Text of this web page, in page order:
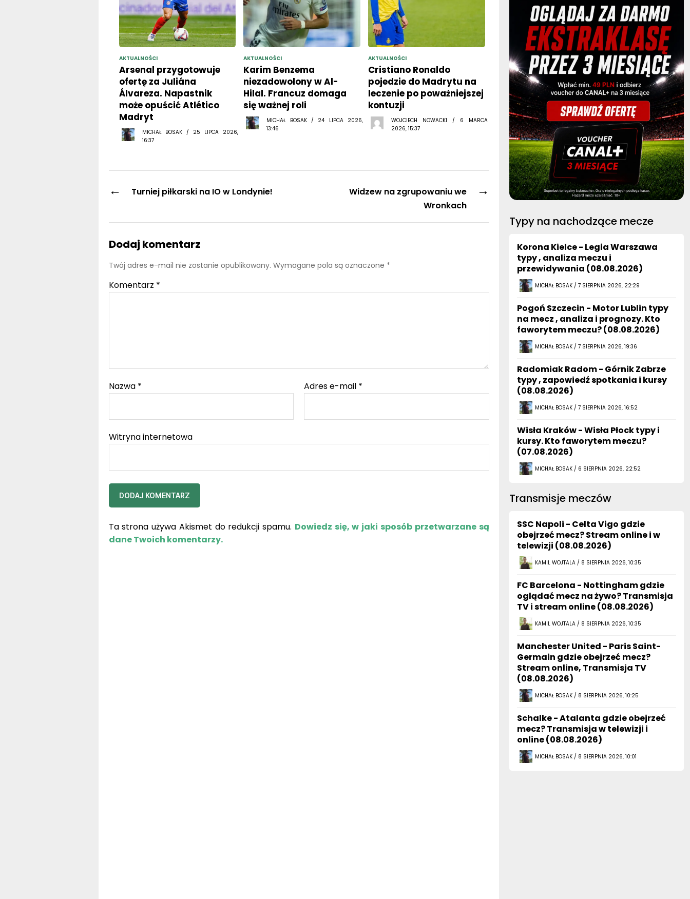
AKTUALNOŚCI
Arsenal przygotowuje
ofertę za Juliána
Álvareza. Napastnik
może opuścić Atlético
Madryt
MICHAŁ BOSAK / 25 LIPCA 2026,
16:37
AKTUALNOŚCI
Karim Benzema
niezadowolony w Al-
Hilal. Francuz domaga
się ważnej roli
MICHAŁ BOSAK / 24 LIPCA 2026,
13:46
AKTUALNOŚCI
Cristiano Ronaldo
pojedzie do Madrytu na
leczenie po poważniejszej
kontuzji
WOJCIECH NOWACKI / 6 MARCA
2026, 15:37
← Turniej piłkarski na IO w Londynie! →
Widzew na zgrupowaniu we
Wronkach
Dodaj komentarz
Twój adres e-mail nie zostanie opublikowany. Wymagane pola są oznaczone *
Komentarz *
Nazwa * Adres e-mail *
Witryna internetowa
Ta strona używa Akismet do redukcji spamu. Dowiedz się, w jaki sposób przetwarzane są
dane Twoich komentarzy.
Typy na nachodzące mecze
Korona Kielce - Legia Warszawa
typy , analiza meczu i
przewidywania (08.08.2026)
MICHAŁ BOSAK / 7 SIERPNIA 2026, 22:29
Pogoń Szczecin - Motor Lublin typy
na mecz , analiza i prognozy. Kto
faworytem meczu? (08.08.2026)
MICHAŁ BOSAK / 7 SIERPNIA 2026, 19:36
Radomiak Radom - Górnik Zabrze
typy , zapowiedź spotkania i kursy
(08.08.2026)
MICHAŁ BOSAK / 7 SIERPNIA 2026, 16:52
Wisła Kraków - Wisła Płock typy i
kursy. Kto faworytem meczu?
(07.08.2026)
MICHAŁ BOSAK / 6 SIERPNIA 2026, 22:52
Transmisje meczów
SSC Napoli - Celta Vigo gdzie
obejrzeć mecz? Stream online i w
telewizji (08.08.2026)
KAMIL WOJTALA / 8 SIERPNIA 2026, 10:35
FC Barcelona - Nottingham gdzie
oglądać mecz na żywo? Transmisja
TV i stream online (08.08.2026)
KAMIL WOJTALA / 8 SIERPNIA 2026, 10:35
Manchester United - Paris Saint-
Germain gdzie obejrzeć mecz?
Stream online, Transmisja TV
(08.08.2026)
MICHAŁ BOSAK / 8 SIERPNIA 2026, 10:25
Schalke - Atalanta gdzie obejrzeć
mecz? Transmisja w telewizji i
online (08.08.2026)
MICHAŁ BOSAK / 8 SIERPNIA 2026, 10:01